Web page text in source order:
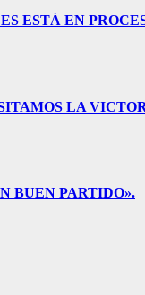
ESTÁ EN
LA
BUEN PARTIDO».